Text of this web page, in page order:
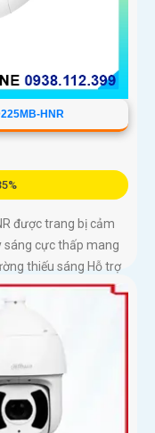
HNR
được trang bị cảm
sáng cực thấp mang
thiếu sáng Hỗ trợ
kép thông minh với
Tính năng quay
giúp quan sát ổn